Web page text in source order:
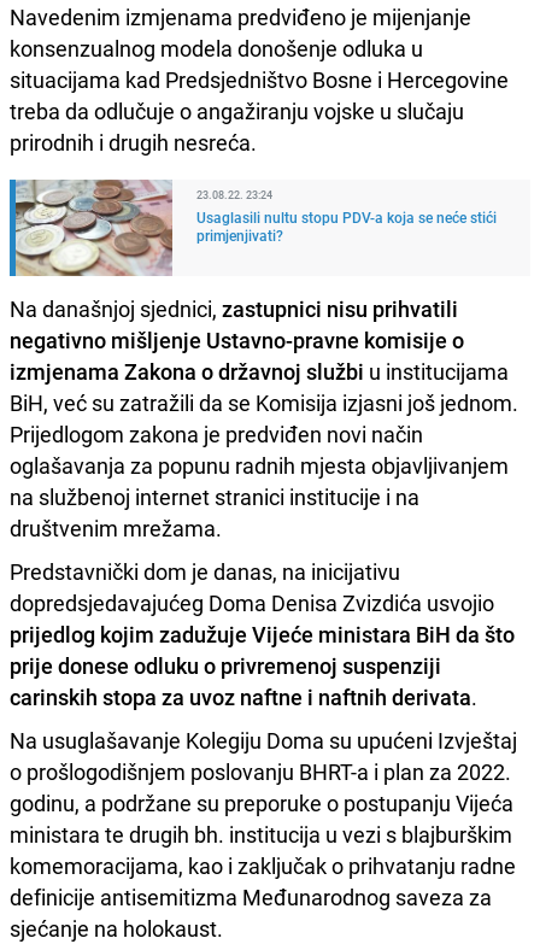
Navedenim izmjenama predviđeno je mijenjanje
konsenzualnog modela donošenje odluka u
situacijama kad Predsjedništvo Bosne i Hercegovine
treba da odlučuje o angažiranju vojske u slučaju
prirodnih i drugih nesreća.
23.08.22. 23:24
Usaglasili nultu stopu PDV-a koja se neće stići
primjenjivati?
Na današnjoj sjednici, zastupnici nisu prihvatili
negativno mišljenje Ustavno-pravne komisije o
izmjenama Zakona o državnoj službi u institucijama
BiH, već su zatražili da se Komisija izjasni još jednom.
Prijedlogom zakona je predviđen novi način
oglašavanja za popunu radnih mjesta objavljivanjem
na službenoj internet stranici institucije i na
društvenim mrežama.
Predstavnički dom je danas, na inicijativu
dopredsjedavajućeg Doma Denisa Zvizdića usvojio
prijedlog kojim zadužuje Vijeće ministara BiH da što
prije donese odluku o privremenoj suspenziji
carinskih stopa za uvoz naftne i naftnih derivata.
Na usuglašavanje Kolegiju Doma su upućeni Izvještaj
o prošlogodišnjem poslovanju BHRT-a i plan za 2022.
godinu, a podržane su preporuke o postupanju Vijeća
ministara te drugih bh. institucija u vezi s blajburškim
komemoracijama, kao i zaključak o prihvatanju radne
definicije antisemitizma Međunarodnog saveza za
sjećanje na holokaust.